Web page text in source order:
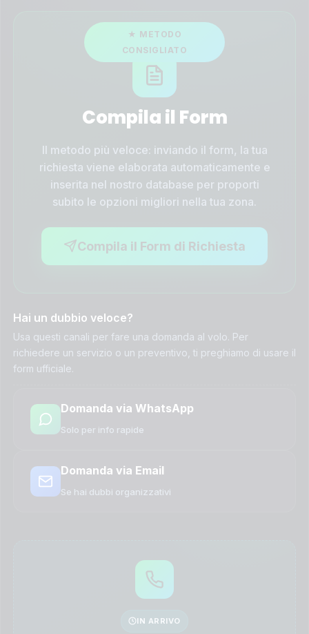
Compila il Form
Il metodo più veloce: inviando il form, la tua
richiesta viene elaborata automaticamente e
inserita nel nostro database per proporti
subito le opzioni migliori nella tua zona.
Compila il Form di Richiesta
Hai un dubbio veloce?
Usa questi canali per fare una domanda al volo. Per
richiedere un servizio o un preventivo, ti preghiamo di usare il
form ufficiale.
Domanda via WhatsApp
Solo per info rapide
Domanda via Email
Se hai dubbi organizzativi
IN ARRIVO